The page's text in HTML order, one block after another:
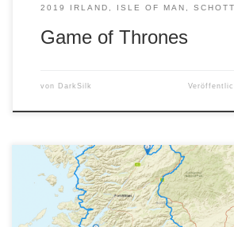
2019 IRLAND, ISLE OF MAN,
Game of Thrones
von DarkSilk
so langsam macht man sich Gedanken,